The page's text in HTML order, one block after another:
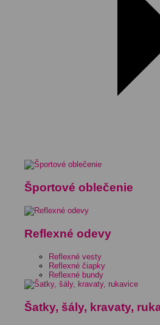
Športové oblečenie
Reflexné odevy
Reflexné vesty
Reflexné čiapky
Reflexné bundy
Šatky, šály, kravaty,